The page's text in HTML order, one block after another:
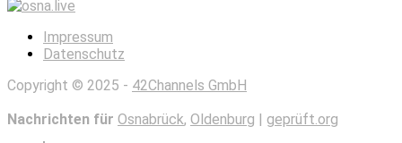
Impressum
Datenschutz
Copyright © 2025 - 42Channels GmbH
Nachrichten für Osnabrück, Oldenburg | geprüft.org